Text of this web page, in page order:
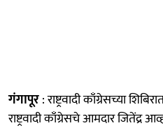
गंगापूर: राष्ट्रवादी काँग्रेसच्या
राष्ट्रवादी काँग्रेसचे आमदार जितेंद्र